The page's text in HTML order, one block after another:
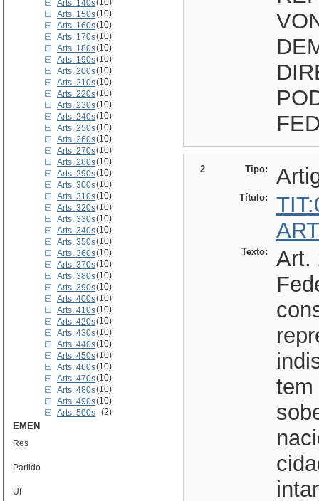
Arts. 140s(10)
Arts. 150s(10)
Arts. 160s(10)
Arts. 170s(10)
Arts. 180s(10)
Arts. 190s(10)
Arts. 200s(10)
Arts. 210s(10)
Arts. 220s(10)
Arts. 230s(10)
Arts. 240s(10)
Arts. 250s(10)
Arts. 260s(10)
Arts. 270s(10)
Arts. 280s(10)
Arts. 290s(10)
Arts. 300s(10)
Arts. 310s(10)
Arts. 320s(10)
Arts. 330s(10)
Arts. 340s(10)
Arts. 350s(10)
Arts. 360s(10)
Arts. 370s(10)
Arts. 380s(10)
Arts. 390s(10)
Arts. 400s(10)
Arts. 410s(10)
Arts. 420s(10)
Arts. 430s(10)
Arts. 440s(10)
Arts. 450s(10)
Arts. 460s(10)
Arts. 470s(10)
Arts. 480s(10)
Arts. 490s(10)
Arts. 500s (2)
EMEN
Res
Partido
Uf
2 Tipo:
Título:
Texto:
Art.
tem